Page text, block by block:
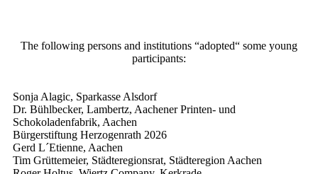
The following persons and institutions “adopted“ some young
participants:
Sonja Alagic, Sparkasse Alsdorf
Dr. Bühlbecker, Lambertz, Aachener Printen- und
Schokoladenfabrik, Aachen
Bürgerstiftung Herzogenrath 2026
Gerd L´Etienne, Aachen
Tim Grüttemeier, Städteregionsrat, Städteregion Aachen